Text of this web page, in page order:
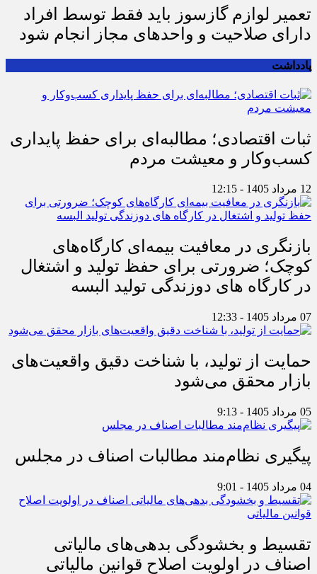
تعمیر لوازم گازسوز باید فقط توسط افراد
دارای صلاحیت و واحدهای مجاز انجام شود
یادداشت
ثبات اقتصادی؛ مطالبه‌ای برای حفظ پایداری
کسب‌وکار و معیشت مردم
12 مرداد 1405 - 12:15
بازنگری در معافیت بیمه‌ای کارگاه‌های
کوچک؛ ضرورتی برای حفظ تولید و اشتغال
در کارگاه های دوزندگی تولید البسه
07 مرداد 1405 - 12:33
حمایت از تولید، با شناخت دقیق واقعیت‌های
بازار محقق می‌شود
05 مرداد 1405 - 9:13
پیگیری نظام‌مند مطالبات اصناف در مجلس
04 مرداد 1405 - 9:01
تقسیط و بخشودگی بدهی‌های مالیاتی
اصناف در اولویت اصلاح قوانین مالیاتی